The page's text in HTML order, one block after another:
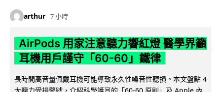
arthur 7 小時
AirPods 用家注意聽力響紅燈 醫學界籲
耳機用戶謹守「60-60」鐵律
長時間高音量佩戴耳機可能導致永久性噪音性聽損。本文盤點 4
大聽力受損警號，介紹科學護耳的「60-60 原則」及 Apple 內